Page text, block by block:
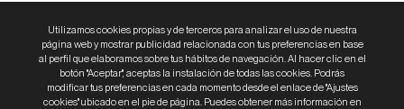
Utilizamos cookies propias y de terceros para analizar el uso de nuestra
página web y mostrar publicidad relacionada con tus preferencias en base
al perfil que elaboramos sobre tus hábitos de navegación. Al hacer clic en el
botón "Aceptar", aceptas la instalación de todas las cookies. Podrás
modificar tus preferencias en cada momento desde el enlace de "Ajustes
cookies" ubicado en el pie de página. Puedes obtener más información en